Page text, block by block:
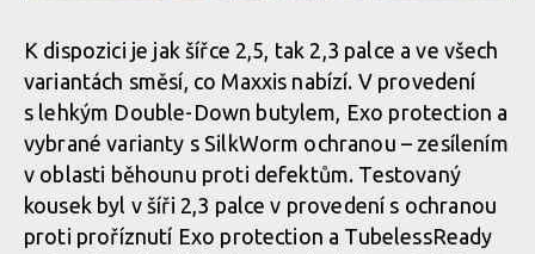
K dispozici je jak šířce 2,5, tak 2,3 palce a ve všech
variantách směsí, co Maxxis nabízí. V provedení
s lehkým Double-Down butylem, Exo protection a
vybrané varianty s SilkWorm ochranou – zesílením
v oblasti běhounu proti defektům. Testovaný
kousek byl v šíři 2,3 palce v provedení s ochranou
proti proříznutí Exo protection a TubelessReady